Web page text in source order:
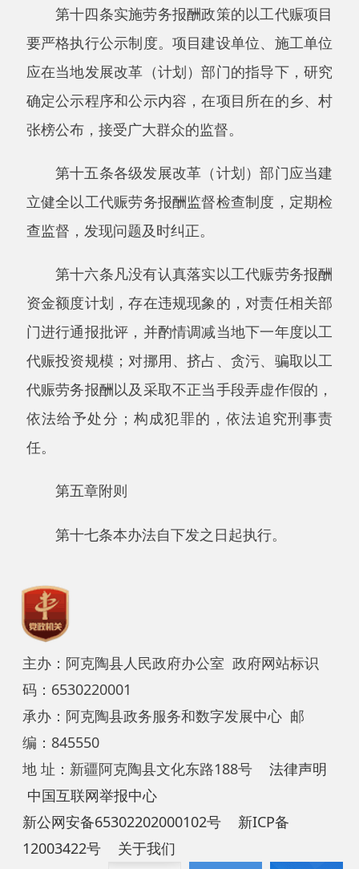
依法给予处分；构成犯罪的，依法追究刑事责
任。
第五章附则
主办：阿克陶县人民政府办公室 政府网站标识
承办：阿克陶县政务服务和数字发展中心 邮
编：845550
地 址：新疆阿克陶县文化东路188号 法律声明
新公网安备65302202000102号
新ICP备
12003422号
关于我们